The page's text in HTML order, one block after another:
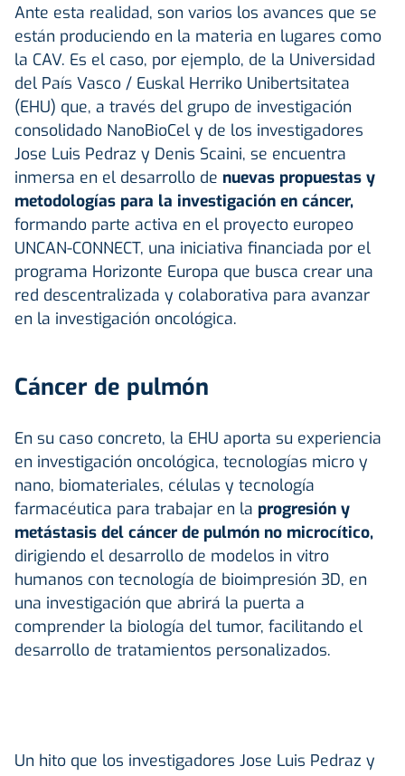
Ante esta realidad, son varios los avances que se
están produciendo en la materia en lugares como
la CAV. Es el caso, por ejemplo, de la Universidad
del País Vasco / Euskal Herriko Unibertsitatea
(EHU) que, a través del grupo de investigación
consolidado NanoBioCel y de los investigadores
Jose Luis Pedraz y Denis Scaini, se encuentra
inmersa en el desarrollo de nuevas propuestas y
metodologías para la investigación en cáncer,
formando parte activa en el proyecto europeo
UNCAN-CONNECT, una iniciativa financiada por el
programa Horizonte Europa que busca crear una
red descentralizada y colaborativa para avanzar
en la investigación oncológica.
Cáncer de pulmón
En su caso concreto, la EHU aporta su experiencia
en investigación oncológica, tecnologías micro y
nano, biomateriales, células y tecnología
farmacéutica para trabajar en la progresión y
metástasis del cáncer de pulmón no microcítico,
dirigiendo el desarrollo de modelos in vitro
humanos con tecnología de bioimpresión 3D, en
una investigación que abrirá la puerta a
comprender la biología del tumor, facilitando el
desarrollo de tratamientos personalizados.
Un hito que los investigadores Jose Luis Pedraz y